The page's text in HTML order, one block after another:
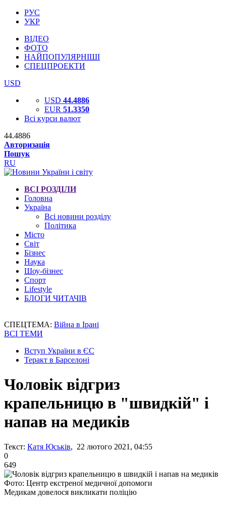
РУС
УКР
ВІДЕО
ФОТО
НАЙПОПУЛЯРНІШІ
СПЕЦПРОЕКТИ
USD
USD 44.4886
EUR 51.3350
Всі курси валют
44.4886
Авторизація
Пошук
RU
ВСІ РОЗДІЛИ
Головна
Україна
Всі новини розділу
Політика
Місто
Світ
Бізнес
Наука
Шоу-бізнес
Спорт
Lifestyle
БЛОГИ ЧИТАЧІВ
СПЕЦТЕМА: Війна в Ірані
ВСІ ТЕМИ
Вступ України в ЄС
Теракт в Барселоні
Чоловік відгриз
крапельницю в "швидкій" і
напав на медиків
Текст: Катя Юськів, 22 лютого 2021, 04:55
0
649
Фото: Центр екстреної медичної допомоги
Медикам довелося викликати поліцію